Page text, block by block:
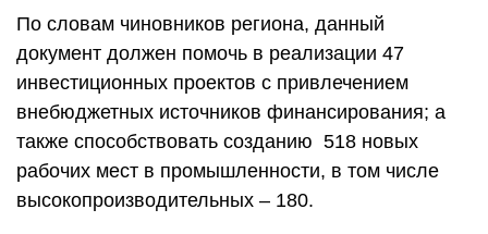
По словам чиновников региона, данный
документ должен помочь в реализации 47
инвестиционных проектов с привлечением
внебюджетных источников финансирования; а
также способствовать созданию 518 новых
рабочих мест в промышленности, в том числе
высокопроизводительных – 180.